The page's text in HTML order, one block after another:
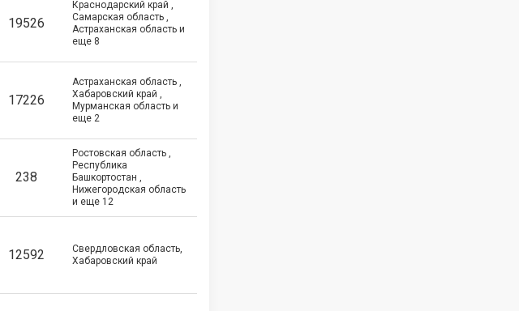
19526
Краснодарский край ,
Самарская область ,
Астраханская область и
еще 8
17226
Астраханская область ,
Хабаровский край ,
Мурманская область и
еще 2
238
Ростовская область ,
Республика
Башкортостан ,
Нижегородская область
и еще 12
12592
Свердловская область,
Хабаровский край